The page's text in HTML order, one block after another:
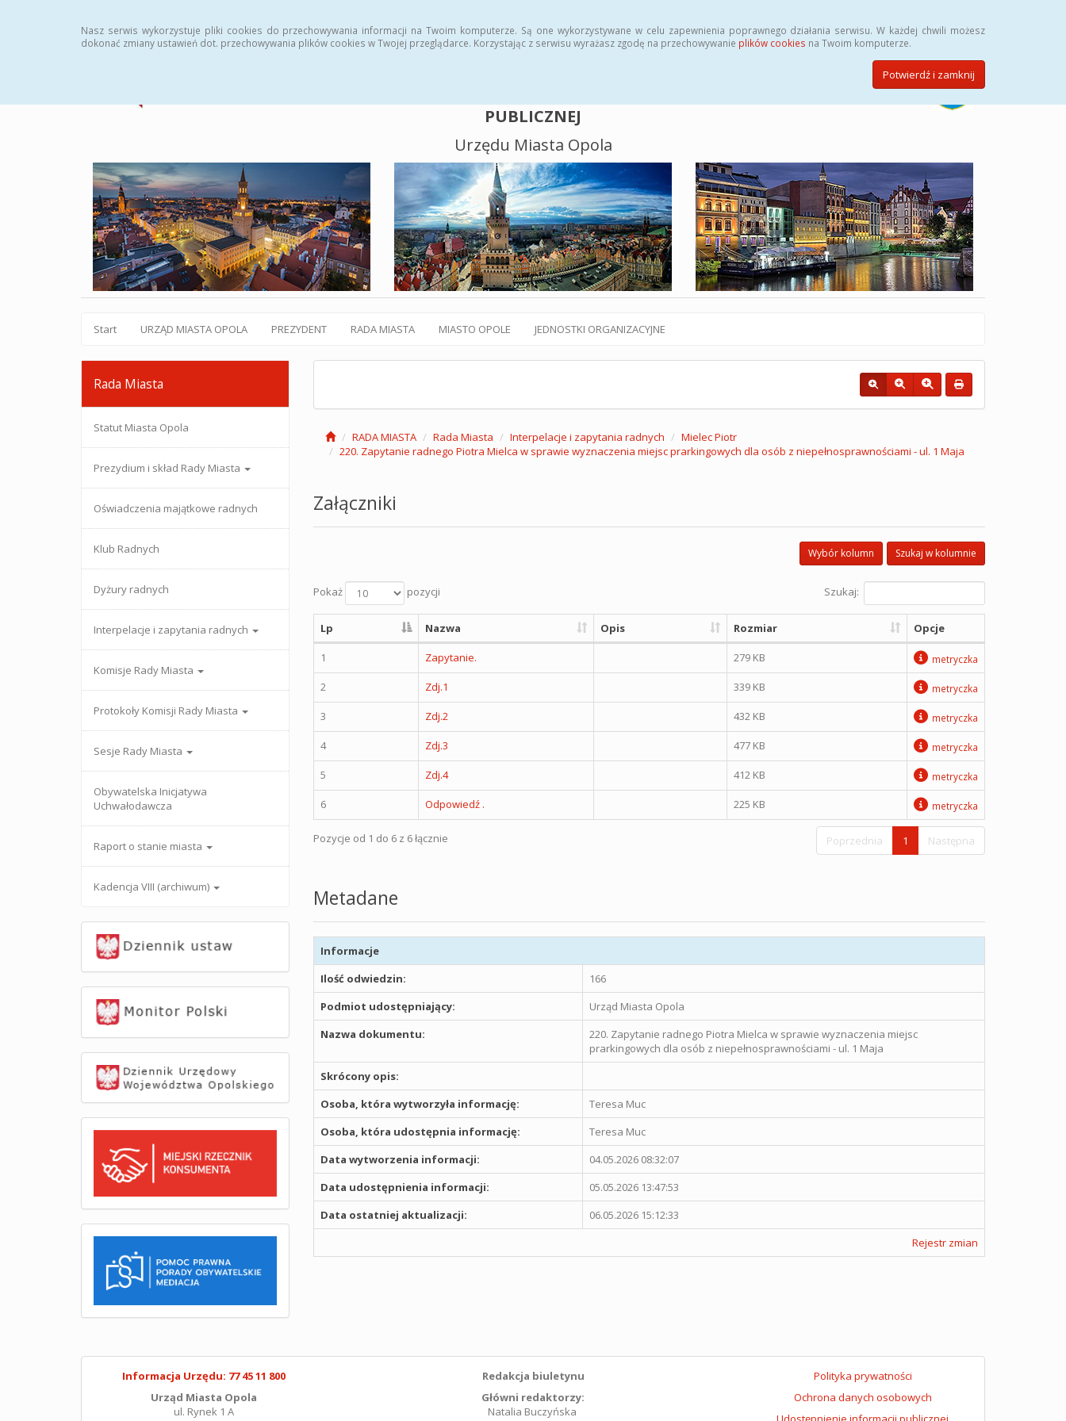
Nasz serwis wykorzystuje pliki cookies do przechowywania informacji na Twoim komputerze. Są one wykorzystywane w celu zapewnienia poprawnego działania serwisu. W każdej chwili możesz
dokonać zmiany ustawień dot. przechowywania plików cookies w Twojej przeglądarce. Korzystając z serwisu wyrażasz zgodę na przechowywanie plików cookies na Twoim komputerze.
Potwierdź i zamknij
PUBLICZNEJ
Urzędu Miasta Opola
Start URZĄD MIASTA OPOLA PREZYDENT RADA MIASTA MIASTO OPOLE JEDNOSTKI ORGANIZACYJNE
Rada Miasta
Statut Miasta Opola
Prezydium i skład Rady Miasta
Oświadczenia majątkowe radnych
Klub Radnych
Dyżury radnych
Interpelacje i zapytania radnych
Komisje Rady Miasta
Protokoły Komisji Rady Miasta
Sesje Rady Miasta
Obywatelska Inicjatywa
Uchwałodawcza
Raport o stanie miasta
Kadencja VIII (archiwum)
RADA MIASTA Rada Miasta Interpelacje i zapytania radnych
Mielec Piotr
220. Zapytanie radnego Piotra Mielca w sprawie wyznaczenia miejsc prarkingowych dla osób z niepełnosprawnościami - ul. 1 Maja
Załączniki
Szukaj w kolumnie
Wybór kolumn
Pokaż pozycji Szukaj:
Lp Nazwa Opis Rozmiar Opcje
1 Zapytanie. 279 KB metryczka
2 Zdj.1 339 KB metryczka
3 Zdj.2 432 KB metryczka
4 Zdj.3 477 KB metryczka
5 Zdj.4 412 KB metryczka
6 Odpowiedź . 225 KB metryczka
Pozycje od 1 do 6 z 6 łącznie Poprzednia 1 Następna
Metadane
Informacje
Ilość odwiedzin:
166
Podmiot udostępniający:
Urząd Miasta Opola
Nazwa dokumentu:
220. Zapytanie radnego Piotra Mielca w sprawie wyznaczenia miejsc
prarkingowych dla osób z niepełnosprawnościami - ul. 1 Maja
Skrócony opis:
Osoba, która wytworzyła informację:
Teresa Muc
Osoba, która udostępnia informację:
Teresa Muc
Data wytworzenia informacji:
04.05.2026 08:32:07
Data udostępnienia informacji:
05.05.2026 13:47:53
Data ostatniej aktualizacji:
06.05.2026 15:12:33
Rejestr zmian
Informacja Urzędu: 77 45 11 800
Urząd Miasta Opola
ul. Rynek 1 A
Redakcja biuletynu
Główni redaktorzy:
Natalia Buczyńska
Polityka prywatności
Ochrona danych osobowych